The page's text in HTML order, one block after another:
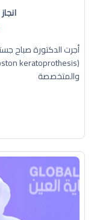
أجرت الدكتورة صباح
والمتخصصة